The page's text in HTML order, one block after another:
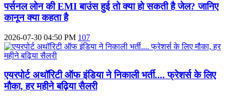
पर्सनल लोन की EMI बाउंस हुई तो क्या हो सकती है जेल? जानिए
कानून क्या कहता है
2026-07-30 04:50 PM 107
एयरपोर्ट अथॉरिटी ऑफ इंडिया ने निकाली भर्ती.... फ्रेशर्स के लिए
मौका, हर महीने बढ़िया सैलरी